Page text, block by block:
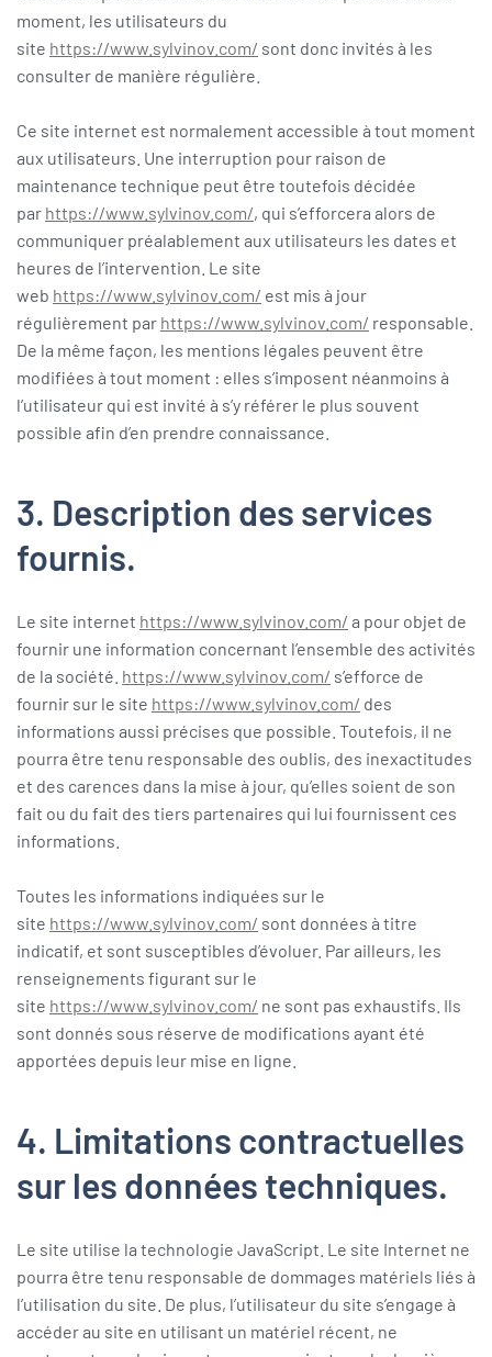
moment, les utilisateurs du
site https://www.sylvinov.com/ sont donc invités à les
consulter de manière régulière.
Ce site internet est normalement accessible à tout moment
aux utilisateurs. Une interruption pour raison de
maintenance technique peut être toutefois décidée
par https://www.sylvinov.com/, qui s’efforcera alors de
communiquer préalablement aux utilisateurs les dates et
heures de l’intervention. Le site
web https://www.sylvinov.com/ est mis à jour
régulièrement par https://www.sylvinov.com/ responsable.
De la même façon, les mentions légales peuvent être
modifiées à tout moment : elles s’imposent néanmoins à
l’utilisateur qui est invité à s’y référer le plus souvent
possible afin d’en prendre connaissance.
3. Description des services
fournis.
Le site internet https://www.sylvinov.com/ a pour objet de
fournir une information concernant l’ensemble des activités
de la société. https://www.sylvinov.com/ s’efforce de
fournir sur le site https://www.sylvinov.com/ des
informations aussi précises que possible. Toutefois, il ne
pourra être tenu responsable des oublis, des inexactitudes
et des carences dans la mise à jour, qu’elles soient de son
fait ou du fait des tiers partenaires qui lui fournissent ces
informations.
Toutes les informations indiquées sur le
site https://www.sylvinov.com/ sont données à titre
indicatif, et sont susceptibles d’évoluer. Par ailleurs, les
renseignements figurant sur le
site https://www.sylvinov.com/ ne sont pas exhaustifs. Ils
sont donnés sous réserve de modifications ayant été
apportées depuis leur mise en ligne.
4. Limitations contractuelles
sur les données techniques.
Le site utilise la technologie JavaScript. Le site Internet ne
pourra être tenu responsable de dommages matériels liés à
l’utilisation du site. De plus, l’utilisateur du site s’engage à
accéder au site en utilisant un matériel récent, ne